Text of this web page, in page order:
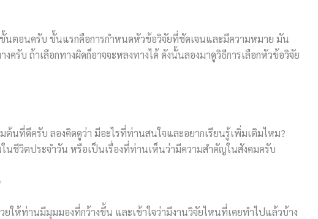
นตอนครับ ขั้นแรกคือการกำหนดหัวข้อวิจัยที่ชัดเจนและมีความหมาย มัน
ครับ ถ้าเลือกทางผิดก็อาจจะหลงทางได้ ดังนั้นลองมาดูวิธีการเลือกหัวข้อวิจัย
นที่ดีครับ ลองคิดดูว่า มีอะไรที่ท่านสนใจและอยากเรียนรู้เพิ่มเติมไหม?
ชีวิตประจำวัน หรือเป็นเรื่องที่ท่านเห็นว่ามีความสำคัญในสังคมครับ
ยให้ท่านมีมุมมองที่กว้างขึ้น และเข้าใจว่ามีงานวิจัยไหนที่เคยทำไปแล้วบ้าง